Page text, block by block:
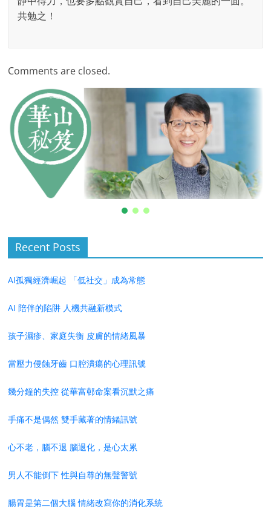
共勉之！
Comments are closed.
Recent Posts
AI孤獨經濟崛起 「低社交」成為常態
AI 陪伴的陷阱 人機共融新模式
孩子濕疹、家庭失衡 皮膚的情緒風暴
當壓力侵蝕牙齒 口腔潰瘍的心理訊號
幾分鐘的失控 從華富邨命案看沉默之痛
手痛不是偶然 雙手藏著的情緒訊號
心不老，腦不退 腦退化，是心太累
男人不能倒下 性與自尊的無聲警號
腸胃是第二個大腦 情緒改寫你的消化系統